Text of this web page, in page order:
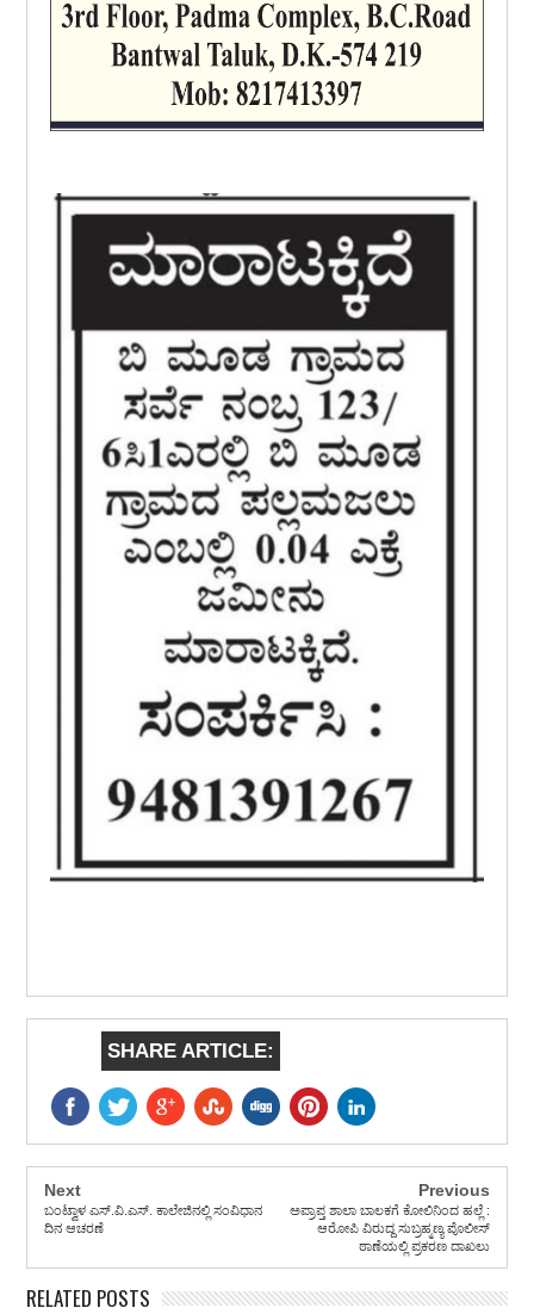
SHARE ARTICLE:
Next
ಬಂಟ್ವಾಳ ಎಸ್.ವಿ.ಎಸ್. ಕಾಲೇಜಿನಲ್ಲಿ ಸಂವಿಧಾನ
ದಿನ ಆಚರಣೆ
Previous
ಅಪ್ರಾಪ್ತ ಶಾಲಾ ಬಾಲಕಗೆ ಕೋಲಿನಿಂದ ಹಲ್ಲೆ :
ಆರೋಪಿ ವಿರುದ್ದ ಸುಬ್ರಹ್ಮಣ್ಯ ಪೊಲೀಸ್
ಠಾಣೆಯಲ್ಲಿ ಪ್ರಕರಣ ದಾಖಲು
RELATED POSTS